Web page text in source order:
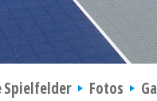
Spielfelder Fotos